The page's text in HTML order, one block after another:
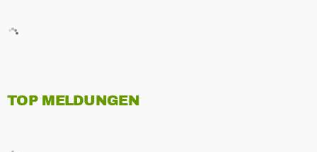
TOP MELDUNGEN